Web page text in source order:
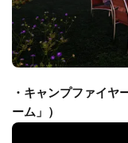
・キャンプファイヤ
ーム」）